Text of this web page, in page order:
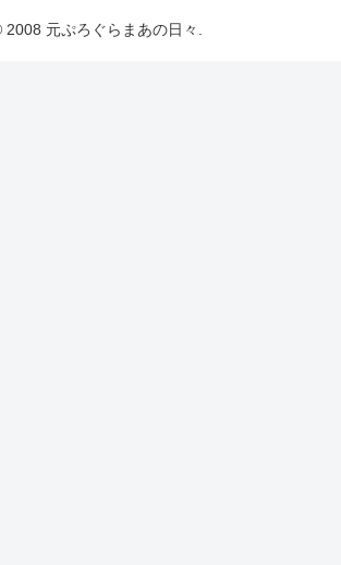
2008 元ぷろぐらまあの日々.